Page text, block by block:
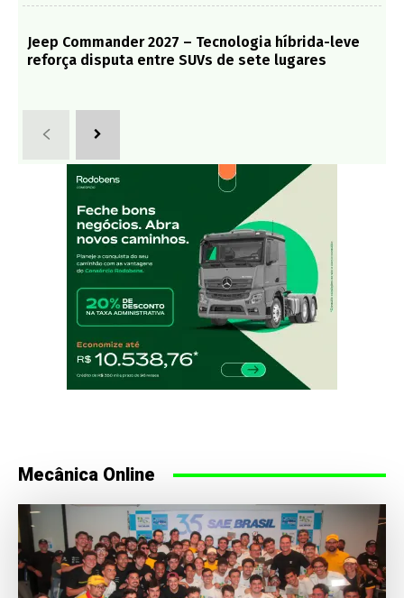
Jeep Commander 2027 – Tecnologia híbrida-leve
reforça disputa entre SUVs de sete lugares
Mecânica Online